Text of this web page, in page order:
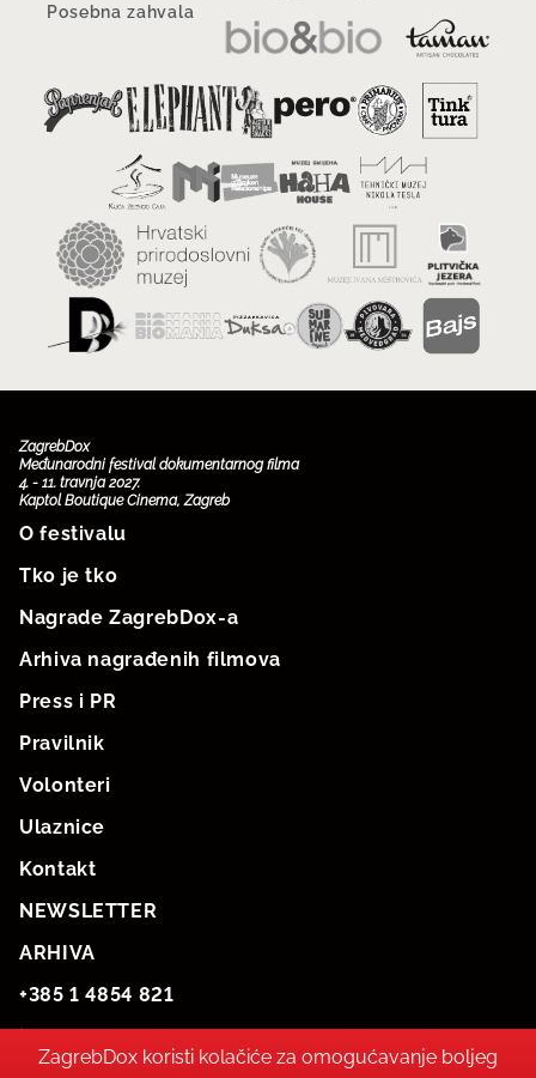
Posebna zahvala
ZagrebDox
Međunarodni festival dokumentarnog filma
4. - 11. travnja 2027.
Kaptol Boutique Cinema, Zagreb
O festivalu
Tko je tko
Nagrade ZagrebDox-a
Arhiva nagrađenih filmova
Press i PR
Pravilnik
Volonteri
Ulaznice
Kontakt
NEWSLETTER
ARHIVA
+385 1 4854 821
info@zagrebdox.net
ZagrebDox koristi kolačiće za omogućavanje boljeg